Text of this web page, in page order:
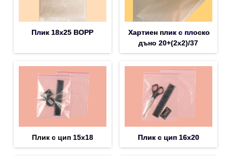
Плик 18х25 BOPP
Хартиен плик с плоско
дъно 20+(2х2)/37
Плик с цип 15х18 Плик с цип 16х20